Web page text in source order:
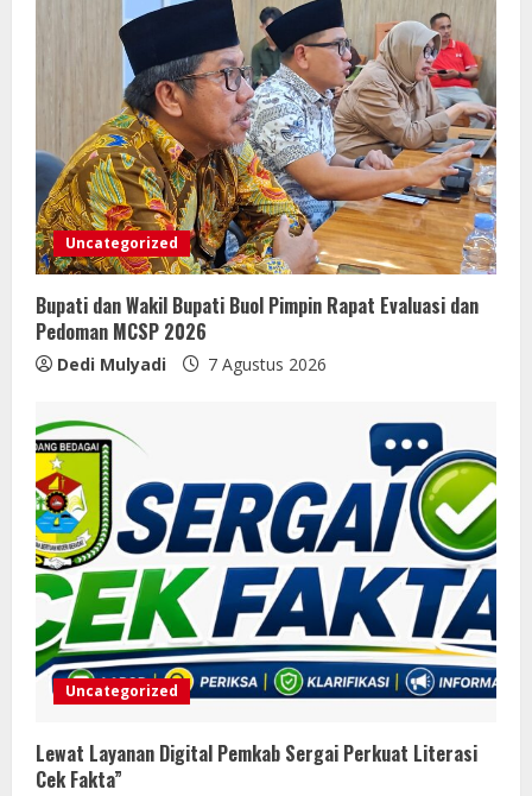
Uncategorized
Bupati dan Wakil Bupati Buol Pimpin Rapat Evaluasi dan
Pedoman MCSP 2026
Dedi Mulyadi 7 Agustus 2026
Uncategorized
Lewat Layanan Digital Pemkab Sergai Perkuat Literasi
Cek Fakta”